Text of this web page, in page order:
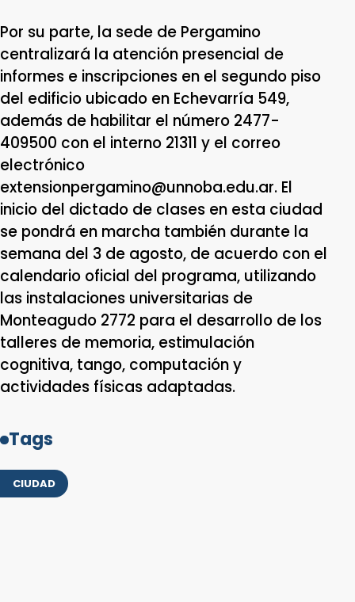
Por su parte, la sede de Pergamino
centralizará la atención presencial de
informes e inscripciones en el segundo piso
del edificio ubicado en Echevarría 549,
además de habilitar el número 2477-
409500 con el interno 21311 y el correo
electrónico
extensionpergamino@unnoba.edu.ar. El
inicio del dictado de clases en esta ciudad
se pondrá en marcha también durante la
semana del 3 de agosto, de acuerdo con el
calendario oficial del programa, utilizando
las instalaciones universitarias de
Monteagudo 2772 para el desarrollo de los
talleres de memoria, estimulación
cognitiva, tango, computación y
actividades físicas adaptadas.
Tags
CIUDAD